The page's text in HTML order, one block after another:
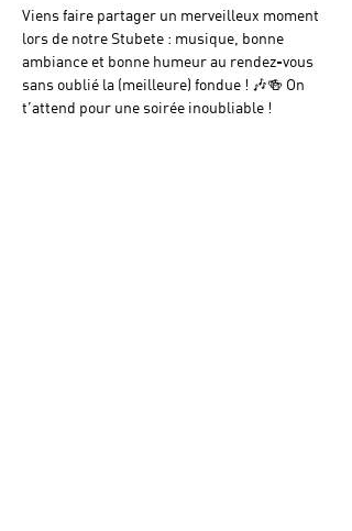
Viens faire partager un merveilleux moment
lors de notre Stubete : musique, bonne
ambiance et bonne humeur au rendez-vous
sans oublié la (meilleure) fondue ! 🎶🍻 On
t’attend pour une soirée inoubliable !